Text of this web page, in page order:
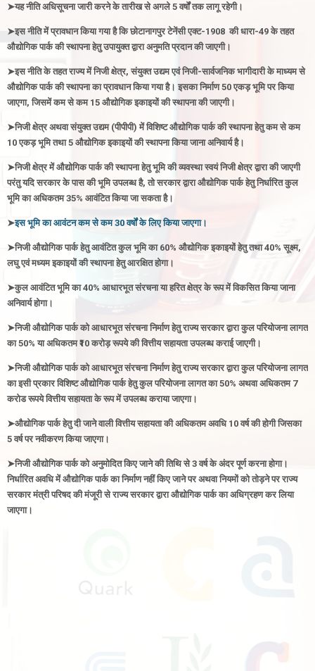
➤यह नीति अधिसूचना जारी करने के तारीख से अगले 5 वर्षों तक लागू रहेगी।
➤इस नीति में प्रावधान किया गया है कि छोटानागपुर टेनेंसी एक्ट-1908 की धारा-49 के तहत
औद्योगिक पार्क की स्थापना हेतु उपायुक्त द्वारा अनुमति प्रदान की जाएगी।
➤इस नीति के तहत राज्य में निजी क्षेत्र, संयुक्त उद्यम एवं निजी-सार्वजनिक भागीदारी के माध्यम से
औद्योगिक पार्क की स्थापना का प्रावधान किया गया है। इसका निर्माण 50 एकड़ भूमि पर किया
जाएगा, जिसमें कम से कम 15 औद्योगिकइकाइयों की स्थापना की जाएगी।
➤निजी क्षेत्र अथवा संयुक्त उद्यम (पीपीपी) में विशिष्टऔद्योगिक पार्ककी स्थापना हेतु कम से कम
10 एकड़ भूमि तथा 5 औद्योगिकइकाइयों की स्थापना किया जाना अनिवार्य है।
➤निजी क्षेत्र में औद्योगिक पार्क की स्थापना हेतु भूमि की व्यवस्था स्वयं निजी क्षेत्र द्वारा की जाएगी
परंतु यदि सरकार के पास की भूमि उपलब्ध है, तो सरकार द्वाराऔद्योगिक पार्कहेतु निर्धारित कुल
भूमि का अधिकतम 35% आवंटित किया जा सकता है।
➤इस भूमि का आवंटन कम से कम 30 वर्षों के लिए किया जाएगा।
➤निजी औद्योगिक पार्क हेतु आवंटित कुल भूमि का 60% औद्योगिकइकाइयों हेतु तथा 40% सूक्ष्म,
लघु एवं मध्यम इकाइयों की स्थापना हेतु आरक्षित होगा।
➤कुलआवंटित भूमि का 40% आधारभूत संरचना या हरित क्षेत्र के रूप में विकसित किया जाना
अनिवार्य होगा।
➤निजी औद्योगिक पार्क को आधारभूत संरचना निर्माण हेतु राज्य सरकार द्वारा कुल परियोजना लागत
का 50% या अधिकतम ₹10 करोड़ रूपये की वित्तीय सहायता उपलब्ध कराई जाएगी।
➤निजी औद्योगिक पार्क को आधारभूत संरचना निर्माण हेतु राज्य सरकार द्वारा कुल परियोजना लागत
काइसी प्रकार विशिष्टऔद्योगिक पार्क हेतुकुल परियोजना लागत का 50% अथवा अधिकतम 7
करोड रूपये वित्तीय सहायता के रूप में उपलब्ध कराया जाएगा।
➤औद्योगिक पार्कहेतु दी जाने वाली वित्तीय सहायता की अधिकतम अवधि 10 वर्ष की होगी जिसका
5 वर्ष पर नवीकरण किया जाएगा।
➤निजी औद्योगिक पार्क को अनुमोदित किए जाने की तिथि से 3 वर्ष के अंदर पूर्ण करना होगा।
निर्धारित अवधि में औद्योगिक पार्क का निर्माण नहीं किए जाने पर अथवा नियमों को तोड़ने पर राज्य
सरकार मंत्री परिषद की मंजूरी से राज्य सरकार द्वाराऔद्योगिक पार्कका अधिग्रहण कर लिया
जाएगा।